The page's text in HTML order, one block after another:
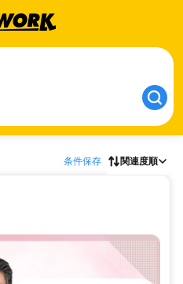
条件保存 関連度順